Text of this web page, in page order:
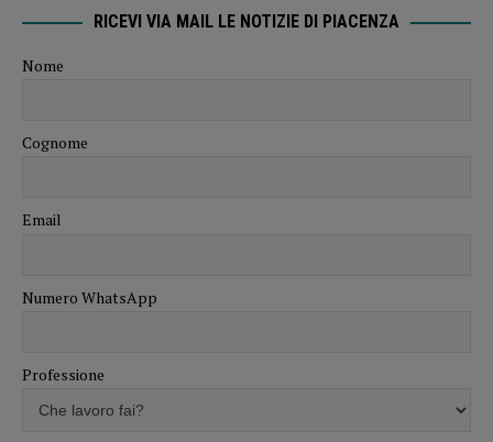
RICEVI VIA MAIL LE NOTIZIE DI PIACENZA
Nome
Cognome
Email
Numero WhatsApp
Professione